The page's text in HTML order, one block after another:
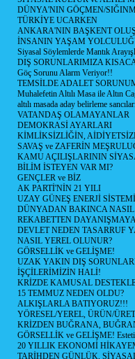
DÜNYA'NIN GÖÇMEN/
TÜRKİYE UCARKEN
ANKARA'NIN BAŞKENT
İNSANIN YAŞAM
Siyasal Söylemlerde Mantık
DIŞ SORUNLARIMIZA
Göç Sorunu Alarm Veriyor!!
TEMSİLDE ADALET
Muhalefetin Altılı Masa ile Altın
altılı masada aday belirleme
VATANDAŞ OLAMAYANLAR
DEMOKRASİ AYARLARI
KİMLİKSİZLİĞİN,
SAVAŞ ve ZAFERİN
KAMU AÇILIŞLARININ
BİLİM İSTEYEN VAR MI?
GENÇLER ve BİZ
AK PARTİ'NİN 21 YILI
UZAY GÜNEŞ ENERJİ SİSTEMİ
DÜNYADAN BAKINCA
REKABETTEN
DEVLET NEDEN TASARRUF
NASIL YEREL OLUNUR?
GÖRSELLİK ve GELİŞME!
UZAK YAKIN DIŞ
İŞÇİLERİMİZİN HALİ!
KRİZDE KAMUSAL
15 TEMMUZ NEDEN OLDU?
ALKIŞLARLA BATIYORUZ!!!
YÖRESEL/YEREL, ÜRÜN/
KRİZDEN BUĞRANA,
GÖRSELLİK ve GELİŞME!
20 YILLIK EKONOMİ
TARİHDEN GÜNLÜK,